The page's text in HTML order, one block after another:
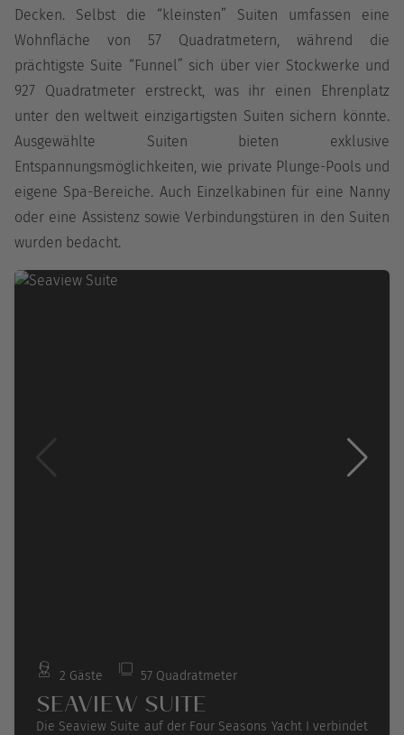
Decken. Selbst die “kleinsten” Suiten umfassen eine
Wohnfläche von 57 Quadratmetern, während die
prächtigste Suite “Funnel” sich über vier Stockwerke und
927 Quadratmeter erstreckt, was ihr einen Ehrenplatz
unter den weltweit einzigartigsten Suiten sichern könnte.
Ausgewählte Suiten bieten exklusive
Entspannungsmöglichkeiten, wie private Plunge-Pools und
eigene Spa-Bereiche. Auch Einzelkabinen für eine Nanny
oder eine Assistenz sowie Verbindungstüren in den Suiten
wurden bedacht.
2 Gäste 57 Quadratmeter
SEAVIEW SUITE
Die Seaview Suite auf der Four Seasons Yacht I verbindet